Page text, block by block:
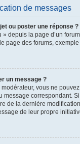
de messages
ou poster une réponse ?
depuis la page d’un
page des forums, exemple
un message ?
modérateur, vous ne
message correspondant. Si
de la dernière
de leur propre